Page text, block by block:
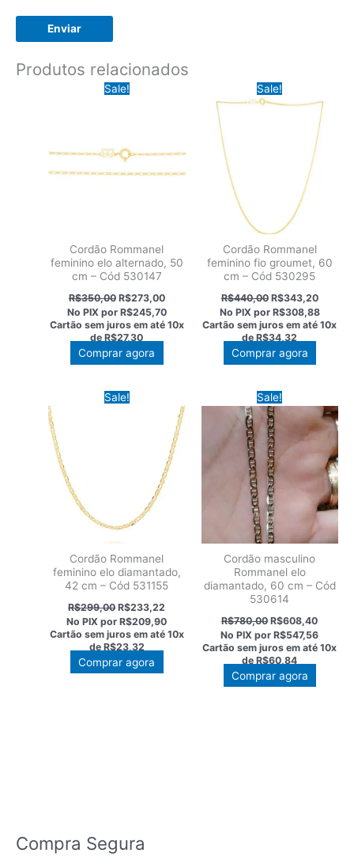
Produtos relacionados
Sale!
Cordão Rommanel
feminino elo alternado, 50
cm – Cód 530147
R$350,00 O
preço
original
era:
R$350,00.
R$273,00O
preço
atual
é:
No PIX por R$245,70
Cartão sem juros em até 10x
de R$27,30
Comprar agora
Sale!
Cordão Rommanel
feminino fio groumet, 60
cm – Cód 530295
R$440,00 O
preço
original
era:
R$440,00.
R$343,20O
preço
atual
é:
No PIX por R$308,88
Cartão sem juros em até10x
de R$34,32
Comprar agora
Sale!
Cordão Rommanel
feminino elo diamantado,
42 cm – Cód 531155
R$299,00O
preço
original
era:
R$299,00.
R$233,22
preço
atual
é:
R$233,22.
No PIX porR$209,90
Cartão sem juros em até 10x
deR$23,32
Comprar agora
Sale!
Cordão masculino
Rommanel elo
diamantado, 60 cm – Cód
530614
R$780,00O
preço
original
era:
R$780,00.
R$608,40O
preço
atual
é:
No PIX porR$547,56
Cartão sem juros em até10x
de R$60,84
Comprar agora
Compra Segura